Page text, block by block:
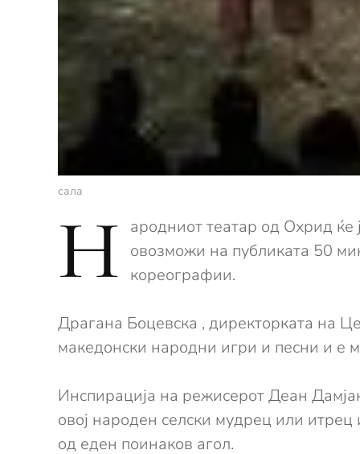
сала
Н ародниот театар од Охрид ќе
овозможи на публиката 50
кореографии.
Драгана Боцевска , директорката на
македонски народни игри и песни и е
Инспирација на режисерот Деан
овој народен селски мудрец или итрец
од еден поинаков агол.